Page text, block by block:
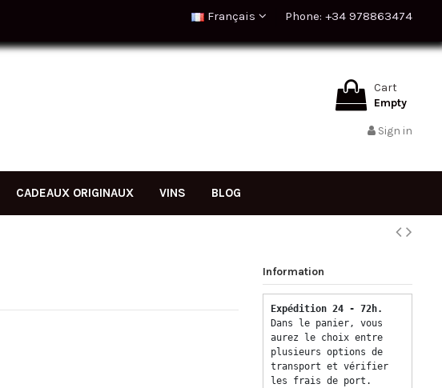
Français Phone: +34 978863474
Cart
Empty
Sign in
CADEAUX ORIGINAUX VINS BLOG
Information
Dans le panier, vous
aurez le choix entre
plusieurs options de
transport et vérifier
les frais de port.